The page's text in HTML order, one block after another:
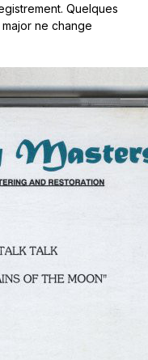
Quelques
ne change